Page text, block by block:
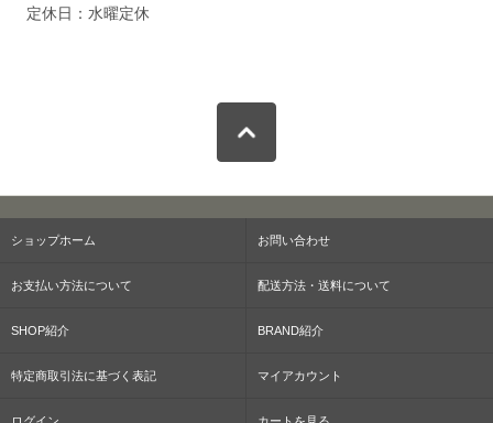
定休日：水曜定休
ショップホーム お問い合わせ
お支払い方法について 配送方法・送料について
SHOP紹介 BRAND紹介
特定商取引法に基づく表記 マイアカウント